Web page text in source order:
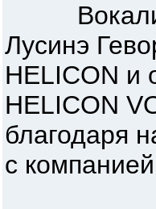
Лусинэ
HELICON и
HELICON
благодаря
с